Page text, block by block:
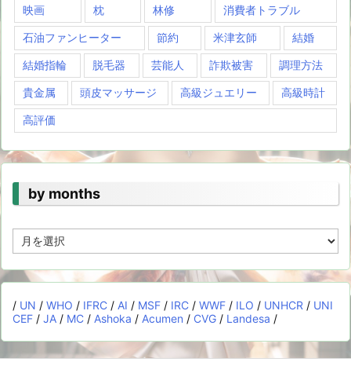
映画 枕 林修 消費者トラブル
石油ファンヒーター 節約 米津玄師 結婚
結婚指輪 脱毛器 芸能人 詐欺被害 調理方法
貴金属 頭皮マッサージ 高級ジュエリー 高級時計
高評価
by months
by
months
/ UN / WHO / IFRC / AI / MSF / IRC / WWF / ILO / UNHCR / UNI
CEF / JA / MC / Ashoka / Acumen / CVG / Landesa /